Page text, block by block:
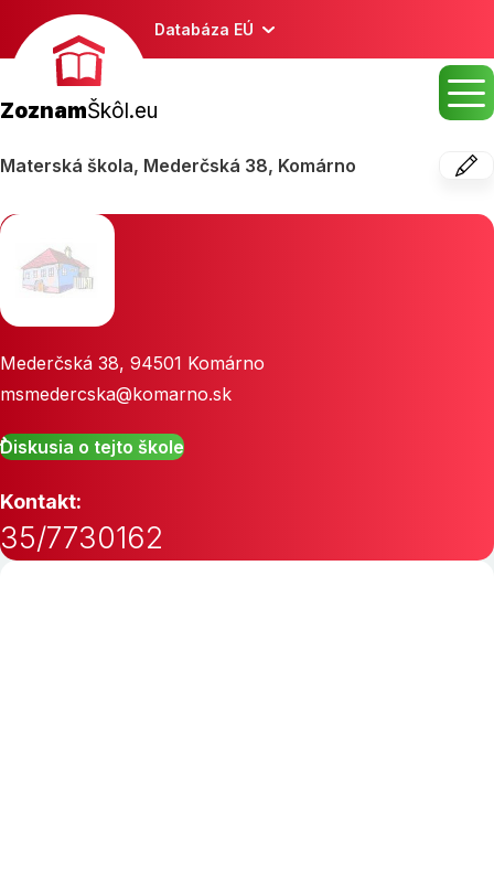
Databáza EÚ
ZoznamŠkôl.eu
Materská škola, Mederčská 38, Komárno
Mederčská 38, 94501 Komárno
msmedercska@komarno.sk
Diskusia o tejto škole
Kontakt:
35/7730162